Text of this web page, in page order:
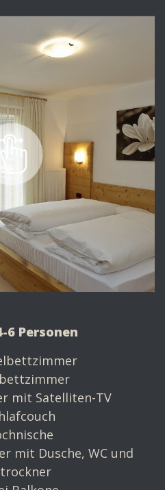
Personen
mit Satelliten-TV
mit Dusche, WC und